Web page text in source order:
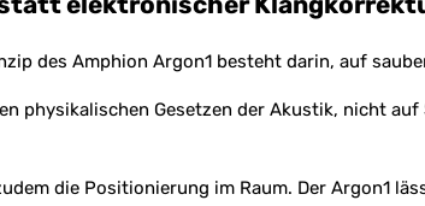
des Amphion Argon1 besteht darin, auf
physikalischen Gesetzen der Akustik, nicht
die Positionierung im Raum. Der Argon1